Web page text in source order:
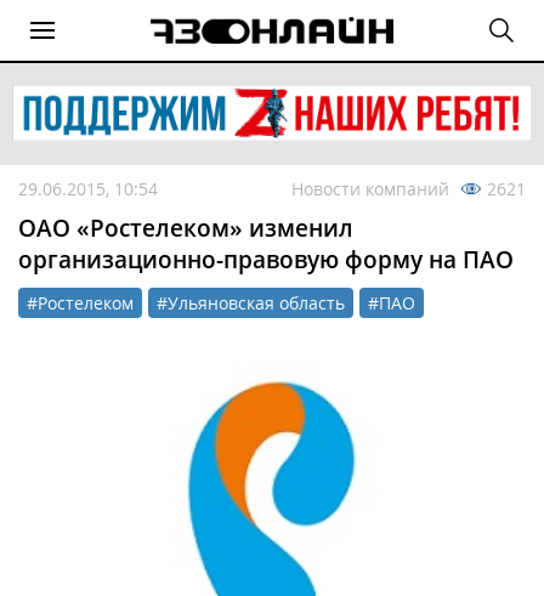
29.06.2015, 10:54 Новости компаний 2621
ОАО «Ростелеком» изменил
организационно-правовую форму на ПАО
#Ростелеком #Ульяновская область #ПАО